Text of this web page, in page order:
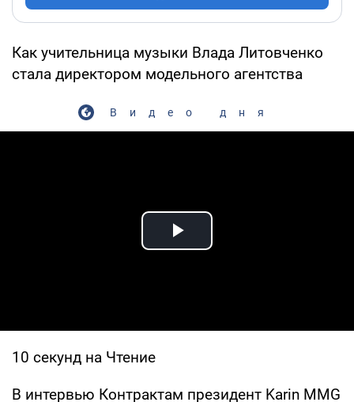
Как учительница музыки Влада Литовченко
стала директором модельного агентства
Видео дня
Play Video
10 секунд на Чтение
В интервью Контрактам президент Karin MMG